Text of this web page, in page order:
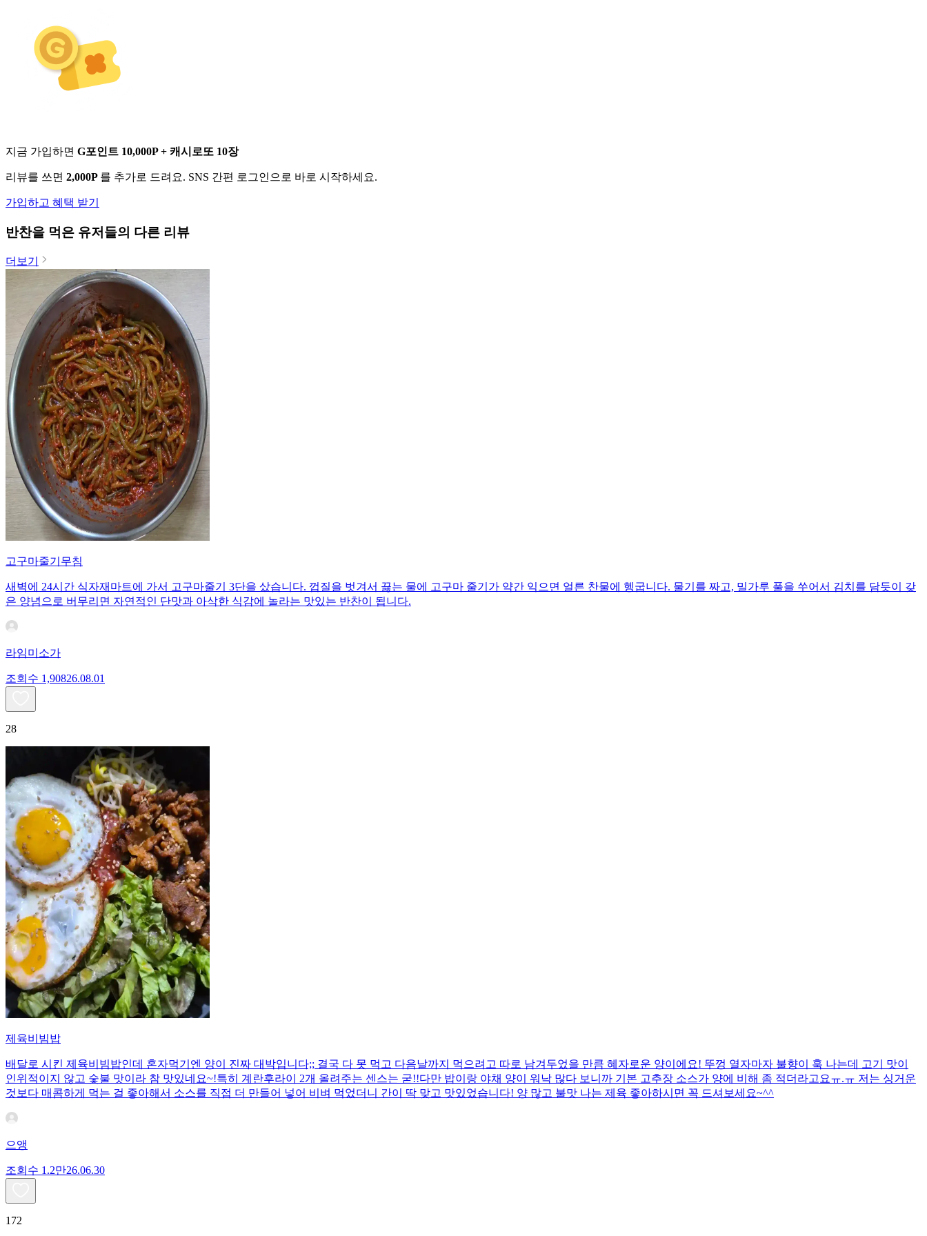
지금 가입하면 G포인트 10,000P + 캐시로또 10장
리뷰를 쓰면 2,000P 를 추가로 드려요. SNS 간편 로그인으로 바로 시작하세요.
가입하고 혜택 받기
반찬을 먹은 유저들의 다른 리뷰
더보기
고구마줄기무침
새벽에 24시간 식자재마트에 가서 고구마줄기 3단을 샀습니다. 껍질을 벗겨서 끓는 물에 고구마 줄기가 약간 익으면 얼른 찬물에 헹굽니다. 물기를 짜고, 밀가루 풀을 쑤어서 김치를 담듯이 갖
은 양념으로 버무리면 자연적인 단맛과 아삭한 식감에 놀라는 맛있는 반찬이 됩니다.
라임미소가
조회수 1,90826.08.01
28
제육비빔밥
배달로 시킨 제육비빔밥인데 혼자먹기엔 양이 진짜 대박입니다;; 결국 다 못 먹고 다음날까지 먹으려고 따로 남겨두었을 만큼 혜자로운 양이에요! 뚜껑 열자마자 불향이 훅 나는데 고기 맛이
인위적이지 않고 숯불 맛이라 참 맛있네요~!특히 계란후라이 2개 올려주는 센스는 굳!! ​다만 밥이랑 야채 양이 워낙 많다 보니까 기본 고추장 소스가 양에 비해 좀 적더라고요ㅠ.ㅠ 저는 싱거운
것보다 매콤하게 먹는 걸 좋아해서 소스를 직접 더 만들어 넣어 비벼 먹었더니 간이 딱 맞고 맛있었습니다! 양 많고 불맛 나는 제육 좋아하시면 꼭 드셔보세요~^^
으앵
조회수 1.2만26.06.30
172